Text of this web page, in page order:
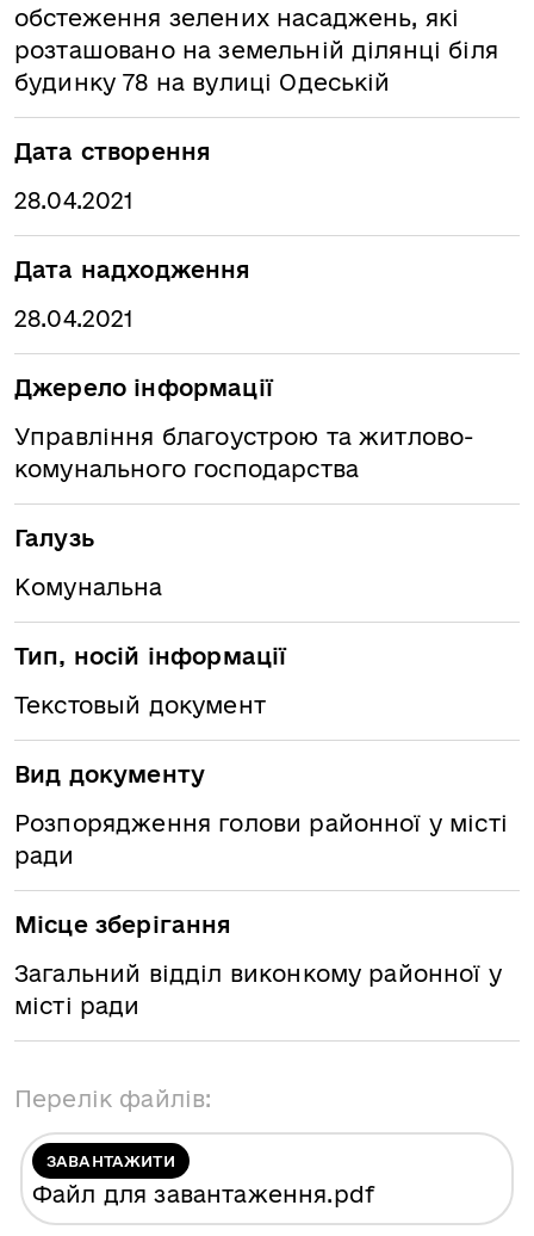
обстеження зелених насаджень, які
розташовано на земельній ділянці біля
будинку 78 на вулиці Одеській
Дата створення
28.04.2021
Дата надходження
28.04.2021
Джерело інформації
Управління благоустрою та житлово-
комунального господарства
Галузь
Комунальна
Тип, носій інформації
Текстовый документ
Вид документу
Розпорядження голови районної у місті
ради
Місце зберігання
Загальний відділ виконкому районної у
місті ради
Перелік файлів:
ЗАВАНТАЖИТИ
Файл для завантаження.pdf